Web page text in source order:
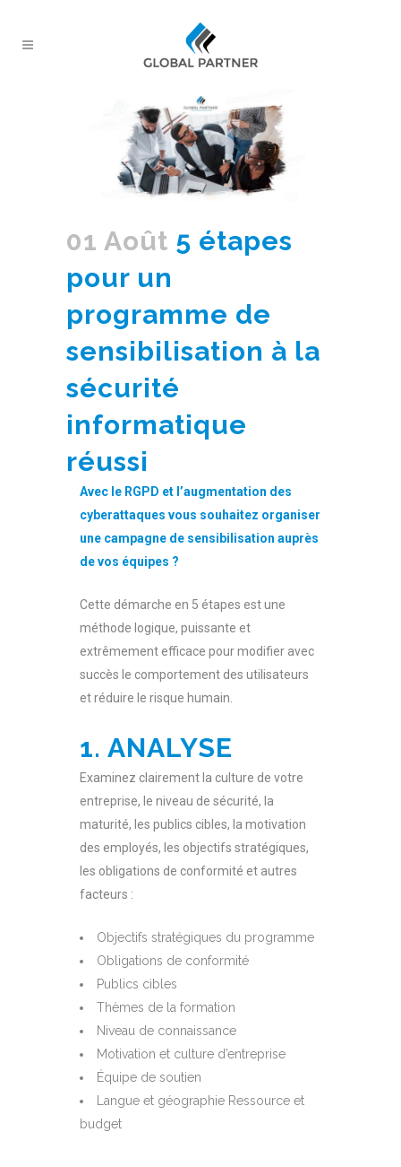
01 Août 5 étapes
pour un
programme de
sensibilisation à la
sécurité
informatique
réussi
Avec le RGPD et l’augmentation des
cyberattaques vous souhaitez organiser
une campagne de sensibilisation auprès
de vos équipes ?
Cette démarche en 5 étapes est une
méthode logique, puissante et
extrêmement efficace pour modifier avec
succès le comportement des utilisateurs
et réduire le risque humain.
1. ANALYSE
Examinez clairement la culture de votre
entreprise, le niveau de sécurité, la
maturité, les publics cibles, la motivation
des employés, les objectifs stratégiques,
les obligations de conformité et autres
facteurs :
Objectifs stratégiques du programme
Obligations de conformité
Publics cibles
Thèmes de la formation
Niveau de connaissance
Motivation et culture d’entreprise
Équipe de soutien
Langue et géographie Ressource et
budget